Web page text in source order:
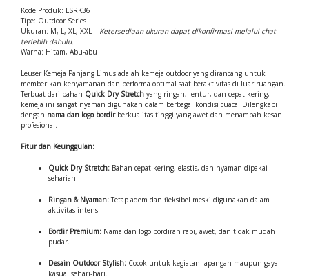
Kode Produk: LSRK36
Tipe: Outdoor Series
Ukuran: M, L, XL, XXL – Ketersediaan ukuran dapat dikonfirmasi melalui chat
terlebih dahulu.
Warna: Hitam, Abu-abu
Leuser Kemeja Panjang Limus adalah kemeja outdoor yang dirancang untuk
memberikan kenyamanan dan performa optimal saat beraktivitas di luar ruangan.
Terbuat dari bahan Quick Dry Stretch yang ringan, lentur, dan cepat kering,
kemeja ini sangat nyaman digunakan dalam berbagai kondisi cuaca. Dilengkapi
dengan nama dan logo bordirberkualitas tinggi yang awet dan menambah kesan
profesional.
Fitur dan Keunggulan:
Quick Dry Stretch: Bahan cepat kering, elastis, dan nyaman dipakai
seharian.
Ringan & Nyaman:Tetap adem dan fleksibel meski digunakan dalam
aktivitas intens.
Bordir Premium: Nama dan logo bordiran rapi, awet, dan tidak mudah
pudar.
Desain Outdoor Stylish: Cocok untuk kegiatan lapangan maupun gaya
kasual sehari-hari.